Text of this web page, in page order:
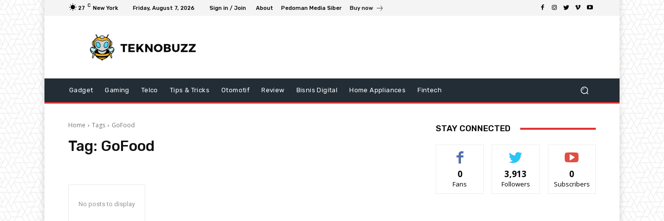
27 C New York Friday, August 7, 2026 Sign in / Join About Pedoman Media Siber Buy now
Gadget Gaming Telco Tips & Tricks Otomotif Review Bisnis Digital Home Appliances Fintech
Home Tags GoFood
Tag: GoFood
No posts to display
STAY CONNECTED
0
Fans
3,913
Followers
0
Subscribers